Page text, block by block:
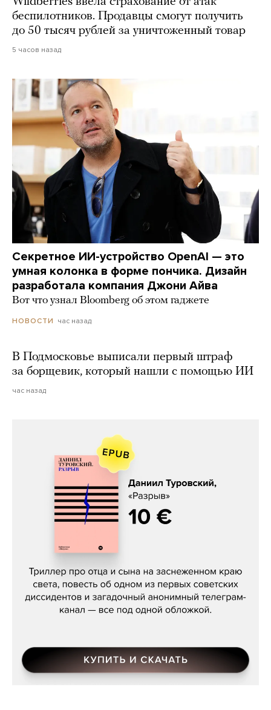
беспилотников. Продавцы смогут получить
до 50 тысяч рублей за уничтоженный товар
5 часов назад
Секретное ИИ-устройство OpenAI — это
умная колонка в форме пончика. Дизайн
разработала компания Джони Айва
Вот что узнал Bloomberg об этом гаджете
НОВОСТИ час назад
В Подмосковье выписали первый штраф
за борщевик, который нашли с помощью ИИ
час назад
Даниил Туровский, «Разрыв»